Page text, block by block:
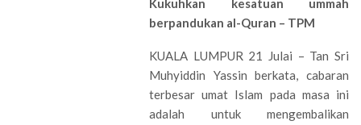
Kukuhkan kesatuan ummah
berpandukan al-Quran – TPM
KUALA LUMPUR 21 Julai – Tan Sri
Muhyiddin Yassin berkata, cabaran
terbesar umat Islam pada masa ini
adalah untuk mengembalikan